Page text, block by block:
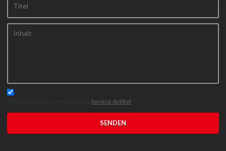
Service-Artikel
SENDEN